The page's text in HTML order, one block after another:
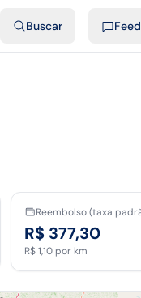
Buscar
Reembolso (taxa
R$ 377,30
R$ 1,10 por km